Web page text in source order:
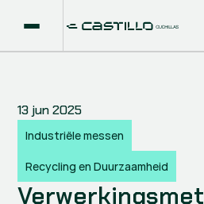
13 jun 2025
Industriële messen
Recycling en Duurzaamheid